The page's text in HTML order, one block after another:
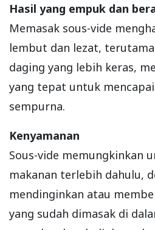
Hasil yang empuk dan
Memasak sous-vide
lembut dan lezat,
daging yang lebih keras,
yang tepat untuk
sempurna.
Kenyamanan
Sous-vide memungkinkan
makanan terlebih dahulu,
mendinginkan atau
yang sudah dimasak di